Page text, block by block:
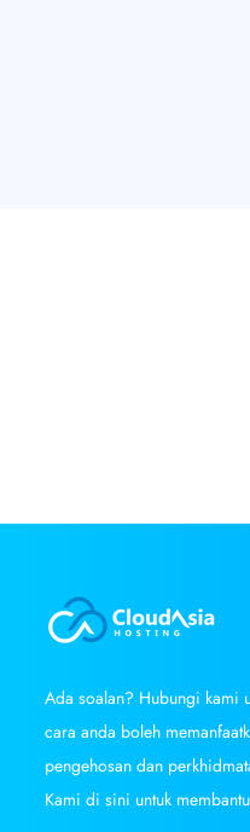
Ada soalan? Hubungi kami
cara anda boleh
pengehosan dan
Kami di sini untuk